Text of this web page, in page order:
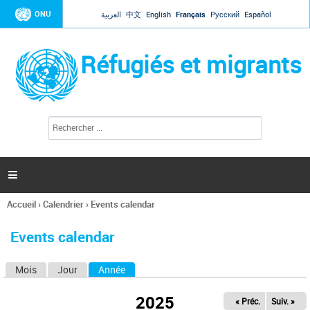
Jump to navigation
ONU العربية 中文 English Français Русский Español
Réfugiés et migrants
l
c
h
e

Vous
ici
Accueil›Calendrier› Events calendar
Events calendar
Mois Jour Année
2025 « Préc. Suiv. »